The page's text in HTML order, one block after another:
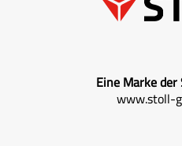
Eine Marke der
www.stoll-